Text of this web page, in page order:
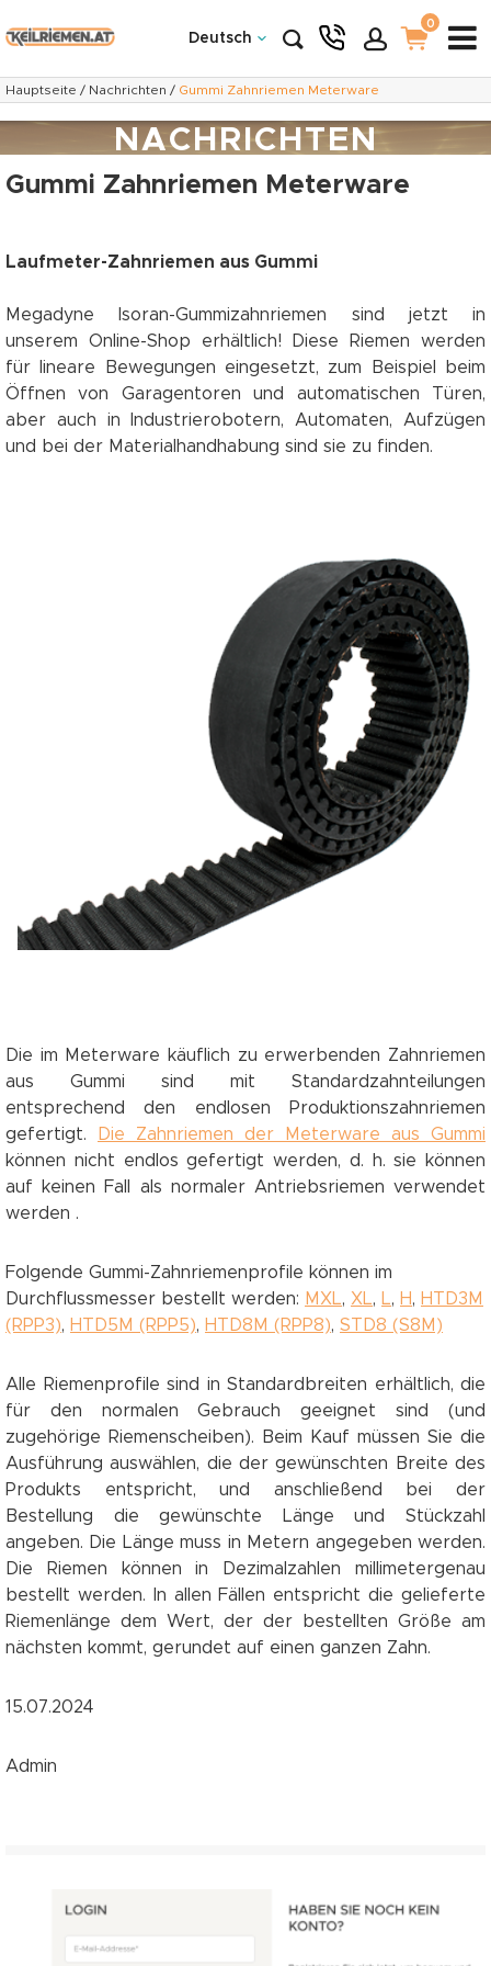
Deutsch
0
Hauptseite / Nachrichten / Gummi Zahnriemen Meterware
NACHRICHTEN
Gummi Zahnriemen Meterware
Laufmeter-Zahnriemen aus Gummi
Megadyne Isoran-Gummizahnriemen sind jetzt in
unserem Online-Shop erhältlich! Diese Riemen werden
für lineare Bewegungen eingesetzt, zum Beispiel beim
Öffnen von Garagentoren und automatischen Türen,
aber auch in Industrierobotern, Automaten, Aufzügen
und bei der Materialhandhabung sind sie zu finden.
Die im Meterware käuflich zu erwerbenden Zahnriemen
aus Gummi sind mit Standardzahnteilungen
entsprechend den endlosen Produktionszahnriemen
gefertigt.
Die Zahnriemen der Meterware aus Gummi
können nicht endlos gefertigt werden, d. h. sie können
auf keinen Fall als normaler Antriebsriemen verwendet
werden .
Folgende Gummi-Zahnriemenprofile können im
Durchflussmesser bestellt werden: MXL, XL, L, H, HTD3M
(RPP3), HTD5M (RPP5), HTD8M (RPP8), STD8 (S8M)
Alle Riemenprofile sind in Standardbreiten erhältlich, die
für den normalen Gebrauch geeignet sind (und
zugehörige Riemenscheiben). Beim Kauf müssen Sie die
Ausführung auswählen, die der gewünschten Breite des
Produkts entspricht, und anschließend bei der
Bestellung die gewünschte Länge und Stückzahl
angeben. Die Länge muss in Metern angegeben werden.
Die Riemen können in Dezimalzahlen millimetergenau
bestellt werden. In allen Fällen entspricht die gelieferte
Riemenlänge dem Wert, der der bestellten Größe am
nächsten kommt, gerundet auf einen ganzen Zahn.
15.07.2024
Admin